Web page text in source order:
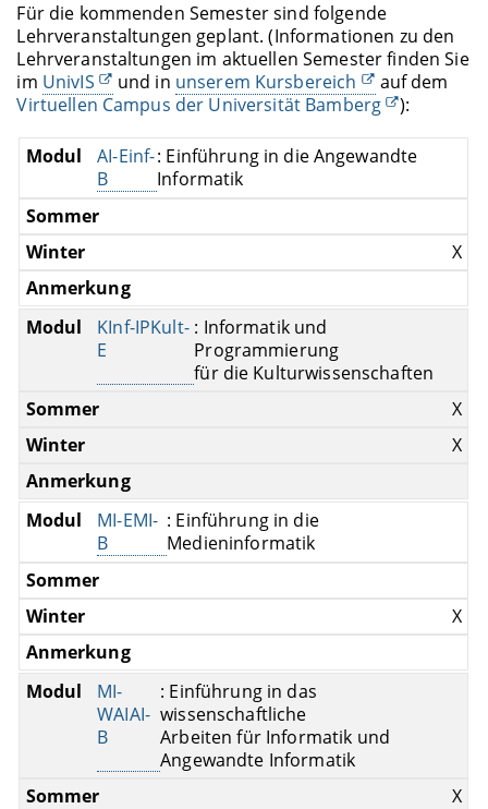
Für die kommenden Semester sind folgende
Lehrveranstaltungen geplant. (Informationen zu den
Lehrveranstaltungen im aktuellen Semester finden Sie
im UnivIS und in unserem Kursbereich
auf dem
Virtuellen Campus der Universität Bamberg
):
AI-Einf-
B
: Einführung in die Angewandte
Informatik
X
KInf-IPKult-
E
: Informatik und
Programmierung
für die Kulturwissenschaften
X
X
MI-EMI-
B
: Einführung in die
Medieninformatik
X
MI-
WAIAI-
B
: Einführung in das
wissenschaftliche
Arbeiten für Informatik und
Angewandte Informatik
X